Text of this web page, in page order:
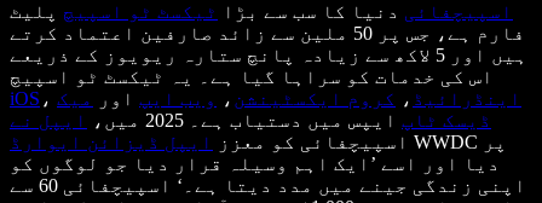
اسپیچفائی دنیا کا سب سے بڑا ٹیکسٹ ٹو اسپیچ پلیٹ
فارم ہے، جس پر 50 ملین سے زائد صارفین اعتماد کرتے
ہیں اور 5 لاکھ سے زیادہ پانچ ستارہ ریویوز کے ذریعے
اس کی خدمات کو سراہا گیا ہے۔ یہ ٹیکسٹ ٹو اسپیچ
iOS ، اینڈرائیڈ ، کروم ایکسٹینشن ، ویب ایپ اور
میک
ڈیسک ٹاپ ایپس میں دستیاب ہے۔ 2025 میں،
ایپل نے
اسپیچفائی کو معزز
ایپل ڈیزائن ایوارڈ
WWDC پر
دیا اور اسے ’ایک اہم وسیلہ قرار دیا جو لوگوں کو
اپنی زندگی جینے میں مدد دیتا ہے۔‘ اسپیچفائی 60 سے